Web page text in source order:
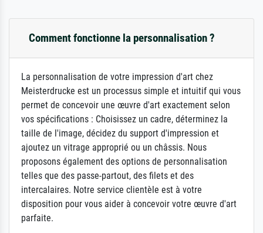
Comment fonctionne la personnalisation ?
La personnalisation de votre impression d'art chez
Meisterdrucke est un processus simple et intuitif qui vous
permet de concevoir une œuvre d'art exactement selon
vos spécifications : Choisissez un cadre, déterminez la
taille de l'image, décidez du support d'impression et
ajoutez un vitrage approprié ou un châssis. Nous
proposons également des options de personnalisation
telles que des passe-partout, des filets et des
intercalaires. Notre service clientèle est à votre
disposition pour vous aider à concevoir votre œuvre d'art
parfaite.